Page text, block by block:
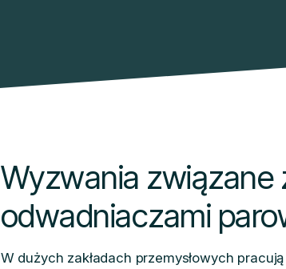
Wyzwania związane
odwadniaczami
W dużych zakładach przemysłowych